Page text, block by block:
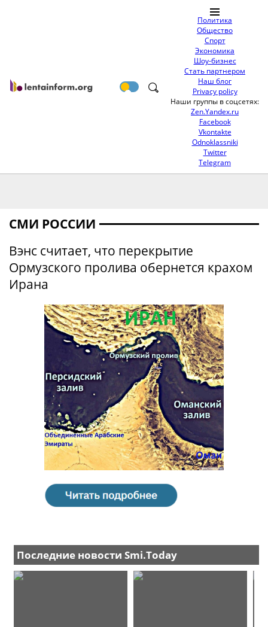
Политика
Общество
Спорт
Экономика
Шоу-бизнес
Стать партнером
Наш блог
Privacy policy
Наши группы в соцсетях:
Zen.Yandex.ru
Facebook
Vkontakte
Odnoklassniki
Twitter
Telegram
СМИ РОССИИ
Вэнс считает, что перекрытие
Ормузского пролива обернется крахом
Ирана